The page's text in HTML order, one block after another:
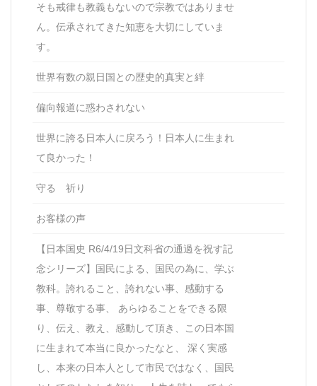
そも戒律も教義もないので宗教ではありませ
ん。伝承されてきた知恵を大切にしていま
す。
世界有数の親日国との歴史的真実と絆
偏向報道に惑わされない
世界に誇る日本人に戻ろう！日本人に生まれ
て良かった！
守る 祈り
お客様の声
【日本国史 R6/4/19日文科省の通過を祝す記
念シリーズ】国民による、国民の為に、学ぶ
教科。誇れること、誇れない事、感動する
事、尊敬する事、 あらゆることをできる限
り、伝え、教え、感動して頂き、この日本国
に生まれて本当に良かったなと、 深く実感
し、本来の日本人として市民ではなく、国民